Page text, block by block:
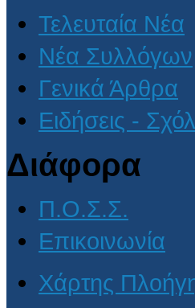
Τελευταία Νέα
Νέα Συλλόγων
Γενικά Άρθρα
Ειδήσεις -
Διάφορα
Π.Ο.Σ.Σ.
Επικοινωνία
Χάρτης